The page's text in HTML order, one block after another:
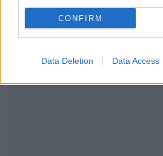
CONFIRM
Data Deletion Data Access
ΔΙΑΦΗΜΙΣΗ